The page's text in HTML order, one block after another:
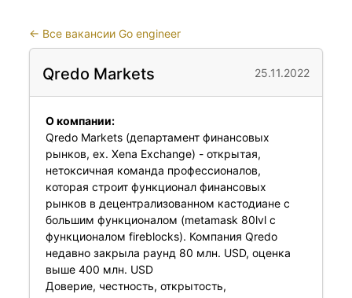
← Все вакансии Go engineer
Qredo Markets 25.11.2022
О компании:
Qredo Markets (департамент финансовых
рынков, ex. Xena Exchange) - открытая,
нетоксичная команда профессионалов,
которая строит функционал финансовых
рынков в децентрализованном кастодиане с
большим функционалом (metamask 80lvl с
функционалом fireblocks). Компания Qredo
недавно закрыла раунд 80 млн. USD, оценка
выше 400 млн. USD
Доверие, честность, открытость,